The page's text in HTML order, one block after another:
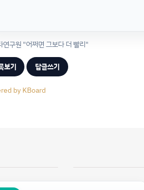
연구원 "어쩌면 그보다 더 빨리"
보기 답글쓰기
by KBoard